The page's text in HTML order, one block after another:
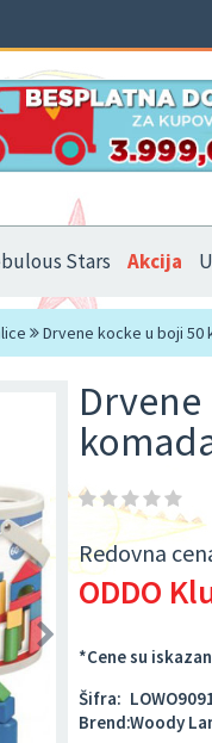
Stars Akcija
Drvene kocke u boji 50
Redovna
ODDO
*Cene su
Šifra:
Brend:Woody